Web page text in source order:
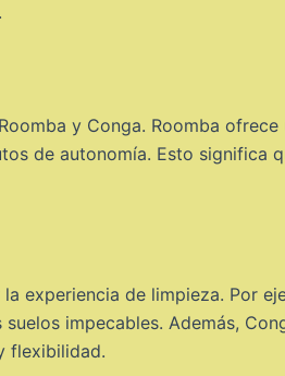
y Conga. Roomba ofrece
de autonomía. Esto significa
experiencia de limpieza. Por
impecables. Además,
flexibilidad.